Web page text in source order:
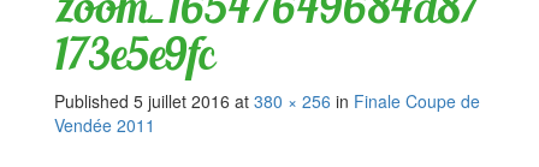
173e5e9fc
Published 5 juillet 2016 at 380 × 256 in Finale Coupe de
Vendée 2011